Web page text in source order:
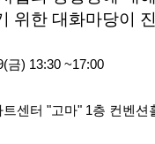
위한 대화마당이
) 13:30 ~17:00
터 "고마" 1층 컨벤션